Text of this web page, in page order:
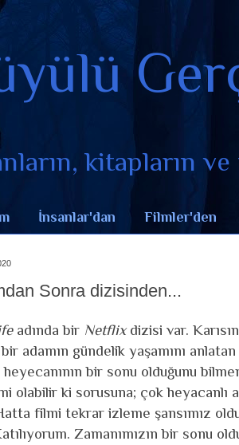
kitapların
İnsanlar'dan Filmler'den
Sonra dizisinden...
adında bir Netflixdizisi var.
adamın gündelik yaşamını
bir sonu olduğunu
olabilir ki sorusuna; çok
filmi tekrar izleme şansımız
Zamanımızın bir sonu